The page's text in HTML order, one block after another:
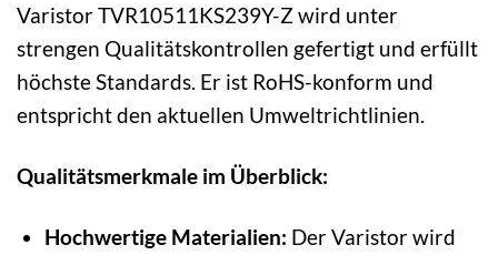
Varistor TVR10511KS239Y-Z wird unter
strengen Qualitätskontrollen gefertigt und erfüllt
höchste Standards. Er ist RoHS-konform und
entspricht den aktuellen Umweltrichtlinien.
Qualitätsmerkmale im Überblick:
Hochwertige Materialien: Der Varistor wird